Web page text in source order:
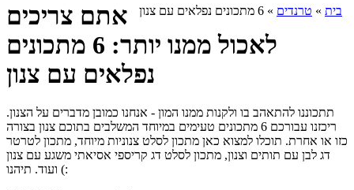
בית » טרנדים » 6 מתכונים נפלאים עם צנון
אתם צריכים
לאכול ממנו יותר: 6 מתכונים
נפלאים עם צנון
תתכוננו להתאהב בו ולקנות ממנו המון - אנחנו כמובן מדברים על הצנון.
ריכזנו עבורכם 6 מתכונים טעימים במיוחד המשלבים בתוכם צנון בצורה
כזו או אחרת. תוכלו למצוא כאן מתכון לסלט צנוניות מיוחד, מתכון לטרטר
דג לבן עם תותים וצנון, מתכון לסלט דג קריספי אסיאתי משגע עם צנון
ועוד. תיהנו (: